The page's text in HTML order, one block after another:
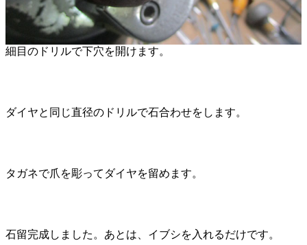
細目のドリルで下穴を開けます。
ダイヤと同じ直径のドリルで石合わせをします。
タガネで爪を彫ってダイヤを留めます。
石留完成しました。あとは、イブシを入れるだけです。